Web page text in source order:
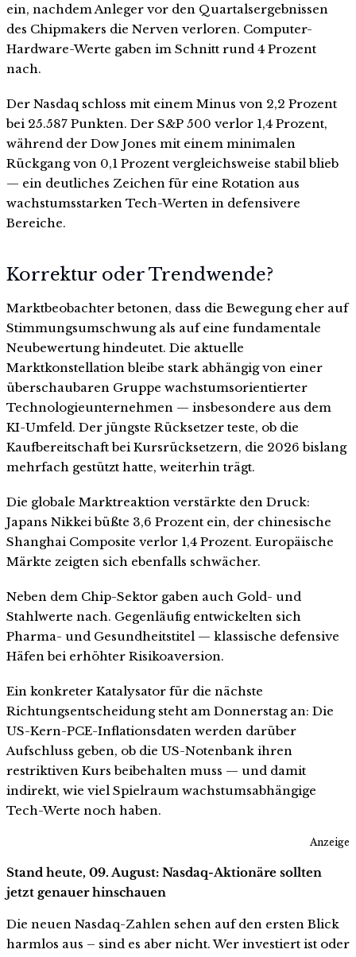
ein, nachdem Anleger vor den Quartalsergebnissen
des Chipmakers die Nerven verloren. Computer-
Hardware-Werte gaben im Schnitt rund 4 Prozent
nach.
Der Nasdaq schloss mit einem Minus von 2,2 Prozent
bei 25.587 Punkten. Der S&P 500 verlor 1,4 Prozent,
während der Dow Jones mit einem minimalen
Rückgang von 0,1 Prozent vergleichsweise stabil blieb
— ein deutliches Zeichen für eine Rotation aus
wachstumsstarken Tech-Werten in defensivere
Bereiche.
Korrektur oder Trendwende?
Marktbeobachter betonen, dass die Bewegung eher auf
Stimmungsumschwung als auf eine fundamentale
Neubewertung hindeutet. Die aktuelle
Marktkonstellation bleibe stark abhängig von einer
überschaubaren Gruppe wachstumsorientierter
Technologieunternehmen — insbesondere aus dem
KI-Umfeld. Der jüngste Rücksetzer teste, ob die
Kaufbereitschaft bei Kursrücksetzern, die 2026 bislang
mehrfach gestützt hatte, weiterhin trägt.
Die globale Marktreaktion verstärkte den Druck:
Japans Nikkei büßte 3,6 Prozent ein, der chinesische
Shanghai Composite verlor 1,4 Prozent. Europäische
Märkte zeigten sich ebenfalls schwächer.
Neben dem Chip-Sektor gaben auch Gold- und
Stahlwerte nach. Gegenläufig entwickelten sich
Pharma- und Gesundheitstitel — klassische defensive
Häfen bei erhöhter Risikoaversion.
Ein konkreter Katalysator für die nächste
Richtungsentscheidung steht am Donnerstag an: Die
US-Kern-PCE-Inflationsdaten werden darüber
Aufschluss geben, ob die US-Notenbank ihren
restriktiven Kurs beibehalten muss — und damit
indirekt, wie viel Spielraum wachstumsabhängige
Tech-Werte noch haben.
Anzeige
Stand heute, 09. August: Nasdaq-Aktionäre sollten
jetzt genauer hinschauen
Die neuen Nasdaq-Zahlen sehen auf den ersten Blick
harmlos aus – sind es aber nicht. Wer investiert ist oder